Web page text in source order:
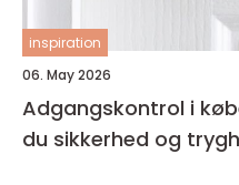
inspiration
06. May 2026
Adgangskontrol i
du sikkerhed og